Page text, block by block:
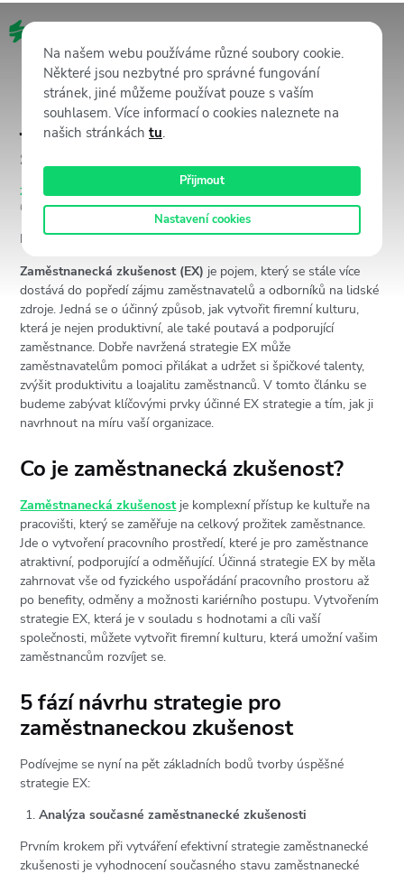
Jak navrhnout efektivní EX
strategii?
Zaměstnanecká zkušenost (EX)
6128 Views Karolina Purtzova
Reading Time:3 minutes
Zaměstnanecká zkušenost (EX) je pojem, který se stále více
dostává do popředí zájmu zaměstnavatelů a odborníků na lidské
zdroje. Jedná se o účinný způsob, jak vytvořit firemní kulturu,
která je nejen produktivní, ale také poutavá a podporující
zaměstnance. Dobře navržená strategie EX může
zaměstnavatelům pomoci přilákat a udržet si špičkové talenty,
zvýšit produktivitu a loajalitu zaměstnanců. V tomto článku se
budeme zabývat klíčovými prvky účinné EX strategie a tím, jak ji
navrhnout na míru vaší organizace.
Co je zaměstnanecká zkušenost?
Zaměstnanecká zkušenost je komplexní přístup ke kultuře na
pracovišti, který se zaměřuje na celkový prožitek zaměstnance.
Jde o vytvoření pracovního prostředí, které je pro zaměstnance
atraktivní, podporující a odměňující. Účinná strategie EX by měla
zahrnovat vše od fyzického uspořádání pracovního prostoru až
po benefity, odměny a možnosti kariérního postupu. Vytvořením
strategie EX, která je v souladu s hodnotami a cíli vaší
společnosti, můžete vytvořit firemní kulturu, která umožní vašim
zaměstnancům rozvíjet se.
5 fází návrhu strategie pro
zaměstnaneckou zkušenost
Podívejme se nyní na pět základních bodů tvorby úspěšné
strategie EX:
Analýza současné zaměstnanecké zkušenosti
Prvním krokem při vytváření efektivní strategie zaměstnanecké
zkušenosti je vyhodnocení současného stavu zaměstnanecké
Na našem webu používáme různé soubory cookie.
Některé jsou nezbytné pro správné fungování
stránek, jiné můžeme používat pouze s vaším
souhlasem. Více informací o cookies naleznete na
našich stránkách tu.
Přijmout
Nastavení cookies